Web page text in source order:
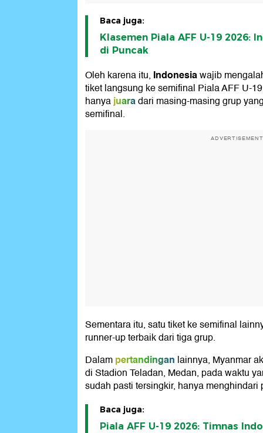
Baca juga:
Klasemen Piala AFF U-19 2026:
di Puncak
Oleh karena itu, Indonesiawajib
tiket langsung ke semifinal Piala AFF U-
hanyajuaradari masing-masing grup
semifinal.
ADVERTISEMENT
Sementara itu, satu tiket ke semifinal
runner-up terbaik dari tiga grup.
Dalampertandingan lainnya, Myanmar
di Stadion Teladan, Medan, pada waktu
sudah pasti tersingkir, hanya menghindari
Baca juga:
Piala AFF U-19 2026: Timnas